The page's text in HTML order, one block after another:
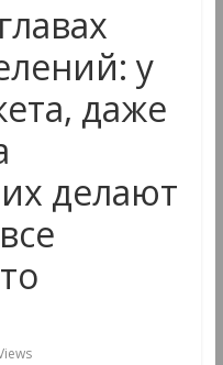
у
даже
делают